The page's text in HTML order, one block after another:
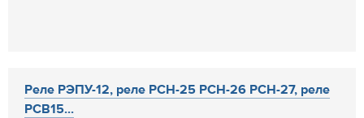
Реле РЭПУ-12, реле РСН-25 РСН-26 РСН-27, реле
РСВ15...